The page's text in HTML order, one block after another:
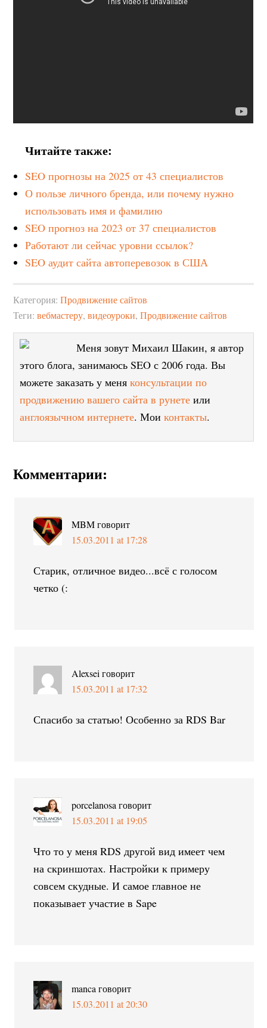
Читайте также:
SEO прогнозы на 2025 от 43 специалистов
О пользе личного бренда, или почему нужно
использовать имя и фамилию
SEO прогноз на 2023 от 37 специалистов
Работают ли сейчас уровни ссылок?
SEO аудит сайта автоперевозок в США
Категория:Продвижение сайтов
Теги:вебмастеру,видеоуроки,Продвижение сайтов
Меня зовут Михаил Шакин, я автор
этого блога, занимаюсь SEO с 2006 года. Вы
можете заказать у меняконсультации по
продвижению вашего сайта в рунете или
англоязычном интернете. Моиконтакты.
Комментарии:
MBM говорит
15.03.2011 at 17:28
Старик, отличное видео...всё с голосом
четко (:
Alexsei говорит
15.03.2011 at 17:32
Спасибо за статью! Особенно за RDS Bar
porcelanosa говорит
15.03.2011 at 19:05
Что то у меня RDS другой вид имеет чем
на скриншотах. Настройки к примеру
совсем скудные. И самое главное не
показывает участие в Sape
manca говорит
15.03.2011 at 20:30